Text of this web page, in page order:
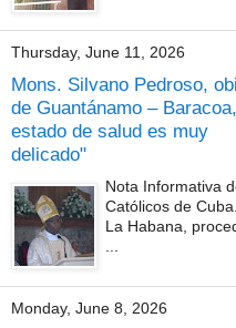
Thursday, June 11, 2026
Mons. Silvano Pedroso,
de Guantánamo –
estado de salud es muy
delicado"
Nota Informativa
Católicos de
La Habana,
Monday, June 8, 2026